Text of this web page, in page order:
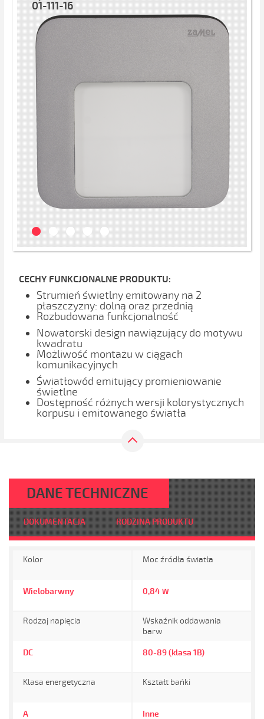
01-111-16
CECHY FUNKCJONALNE PRODUKTU:
Strumień świetlny emitowany na 2
płaszczyzny: dolną oraz przednią
Rozbudowana funkcjonalność
Nowatorski design nawiązujący do motywu
kwadratu
Możliwość montażu w ciągach
komunikacyjnych
Światłowód emitujący promieniowanie
świetlne
Dostępność różnych wersji kolorystycznych
korpusu i emitowanego światła
DANE TECHNICZNE
DOKUMENTACJA RODZINA PRODUKTU
Kolor
Wielobarwny
Moc źródła światła
0,84 W
Rodzaj napięcia
DC
Wskaźnik oddawania
barw
80-89 (klasa 1B)
Klasa energetyczna
A
Kształt bańki
Inne